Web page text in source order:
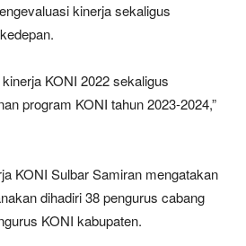
kinerja sekaligus
KONI 2022 sekaligus
program KONI tahun 2023-2024,”
KONI Sulbar Samiran mengatakan
dihadiri 38 pengurus cabang
KONI kabupaten.